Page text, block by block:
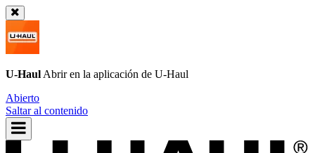
U-Haul Abrir en la aplicación de U-Haul
Abierto
Saltar al contenido